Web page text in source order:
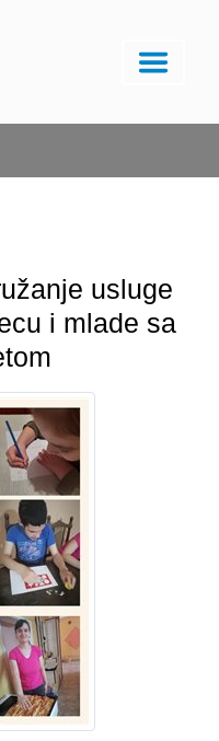
usluge
i mlade sa